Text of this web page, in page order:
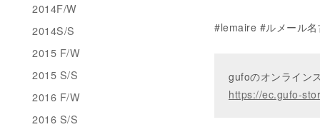
#lemaire #ルメール
gufoのオンライン
https://ec.gufo-
2014F/W
2014S/S
2015 F/W
2015 S/S
2016 F/W
2016 S/S